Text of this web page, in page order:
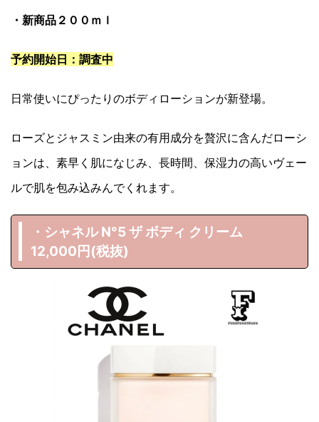
・新商品２００ｍｌ
予約開始日：調査中
日常使いにぴったりのボディローションが新登場。
ローズとジャスミン由来の有用成分を贅沢に含んだローシ
ョンは、素早く肌になじみ、長時間、保湿力の高いヴェー
ルで肌を包み込みんでくれます。
・シャネル N°5 ザ ボディ クリーム
12,000円(税抜)